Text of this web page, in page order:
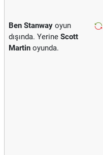
Ben Stanway oyun
dışında. Yerine Scott
Martin oyunda.